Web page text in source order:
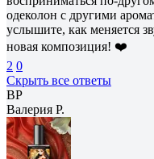
одеколон с другими
услышите, как меняется
новая композиция! ❤️
2 0
Скрыть все ответы
ВР
Валерия Р.